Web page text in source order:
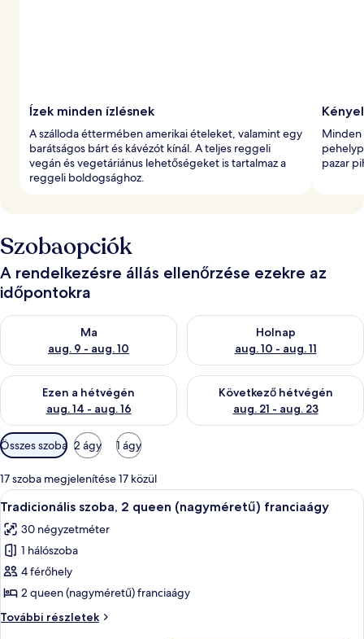
Ízek minden ízlésnek
A szálloda éttermében amerikai ételeket, valamint egy
barátságos bárt és kávézót kínál. A teljes reggeli
vegán és vegetáriánus lehetőségeket is tartalmaz a
reggeli boldogsághoz.
Minden
pazar
Szobaopciók
A rendelkezésre állás ellenőrzése ezekre az
időpontokra
Ma
aug. 9 - aug. 10
A ma esti rendelkezésre állás ellenőrzése: aug. 9 - aug. 10
Holnap
aug. 10 - aug. 11
A holnapi rendelkezésre állás
Ezen a hétvégén
aug. 14 - aug. 16
A mostani hétvégi rendelkezésre állás ellenőrzése: aug. 14 -
Következő hétvégén
aug. 21 - aug. 23
A következő hétvégi
Szobákhoz
rendelkezésre
álló
szűrők
Összes szoba 2 ágy 1 ágy
17 szoba megjelenítése 17 közül
A
következő
szoba
összes
képének
megtekintése:
Tradicionális
szoba,
Egy szállodai szoba, amelyben
3
Tradicionális szoba, 2 queen (nagyméretű) franciaágy
30 négyzetméter
1 hálószoba
4 férőhely
2 queen (nagyméretű) franciaágy
További részletek
Tradicionális